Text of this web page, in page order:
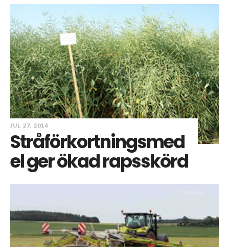
JUL 27, 2014
Stråförkortningsmed
el ger ökad rapsskörd